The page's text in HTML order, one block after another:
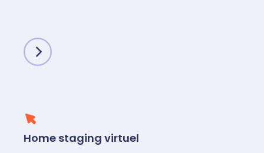
Home staging virtuel